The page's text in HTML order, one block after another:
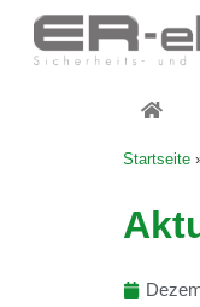
Inhalt
springen
Startseite